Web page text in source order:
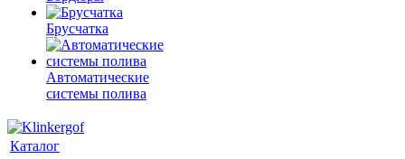
Брусчатка
Автоматические
системы полива
Каталог